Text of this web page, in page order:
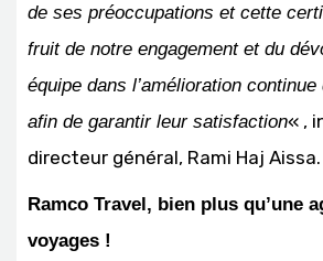
de ses préoccupations et cette
fruit de notre engagement et du
équipe dans l’amélioration
afin de garantir leur satisfaction« ,
directeur général, Rami Haj Aissa.
Ramco Travel, bien plus qu’une
voyages !